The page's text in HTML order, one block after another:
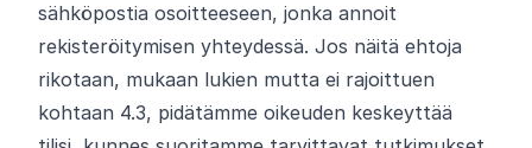
sähköpostia osoitteeseen, jonka annoit
rekisteröitymisen yhteydessä. Jos näitä ehtoja
rikotaan, mukaan lukien mutta ei rajoittuen
kohtaan 4.3, pidätämme oikeuden keskeyttää